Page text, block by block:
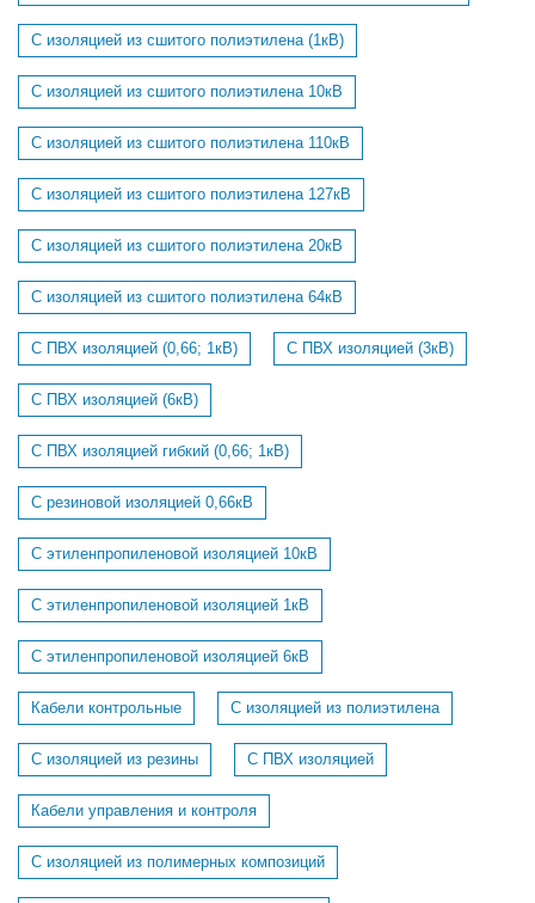
С изоляцией из сшитого полиэтилена (1кВ)
С изоляцией из сшитого полиэтилена 10кВ
С изоляцией из сшитого полиэтилена 110кВ
С изоляцией из сшитого полиэтилена 127кВ
С изоляцией из сшитого полиэтилена 20кВ
С изоляцией из сшитого полиэтилена 64кВ
С ПВХ изоляцией (0,66; 1кВ) С ПВХ изоляцией (3кВ)
С ПВХ изоляцией (6кВ)
С ПВХ изоляцией гибкий (0,66; 1кВ)
С резиновой изоляцией 0,66кВ
С этиленпропиленовой изоляцией 10кВ
С этиленпропиленовой изоляцией 1кВ
С этиленпропиленовой изоляцией 6кВ
Кабели контрольные С изоляцией из полиэтилена
С изоляцией из резины С ПВХ изоляцией
Кабели управления и контроля
С изоляцией из полимерных композиций